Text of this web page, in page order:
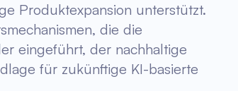
Produktexpansion unterstützt.
die die
eingeführt, der nachhaltige
für zukünftige KI-basierte